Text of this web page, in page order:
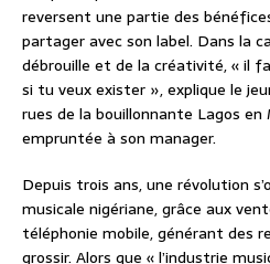
reversent une partie des
partager avec son label. Dans la
débrouille et de la créativité, « il
si tu veux exister », explique le
rues de la bouillonnante Lagos
empruntée à son manager.
Depuis trois ans, une révolution
musicale nigériane, grâce aux
téléphonie mobile, générant des
grossir. Alors que « l’industrie